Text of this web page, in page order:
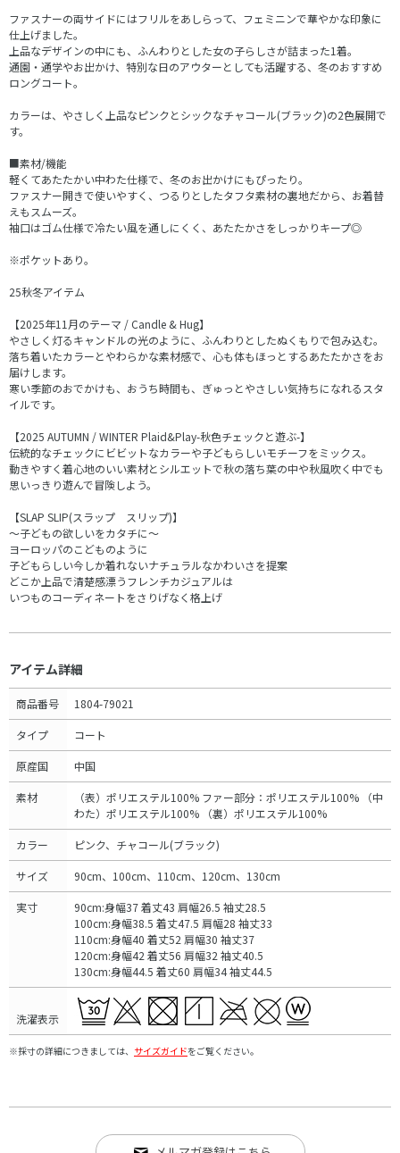
ファスナーの両サイドにはフリルをあしらって、フェミニンで華やかな印象に
仕上げました。
上品なデザインの中にも、ふんわりとした女の子らしさが詰まった1着。
通園・通学やお出かけ、特別な日のアウターとしても活躍する、冬のおすすめ
ロングコート。
カラーは、やさしく上品なピンクとシックなチャコール(ブラック)の2色展開で
す。
■素材/機能
軽くてあたたかい中わた仕様で、冬のお出かけにもぴったり。
ファスナー開きで使いやすく、つるりとしたタフタ素材の裏地だから、お着替
えもスムーズ。
袖口はゴム仕様で冷たい風を通しにくく、あたたかさをしっかりキープ◎
※ポケットあり。
25秋冬アイテム
【2025年11月のテーマ / Candle & Hug】
やさしく灯るキャンドルの光のように、ふんわりとしたぬくもりで包み込む。
落ち着いたカラーとやわらかな素材感で、心も体もほっとするあたたかさをお
届けします。
寒い季節のおでかけも、おうち時間も、ぎゅっとやさしい気持ちになれるスタ
イルです。
【2025 AUTUMN / WINTER Plaid&Play-秋色チェックと遊ぶ-】
伝統的なチェックにビビットなカラーや子どもらしいモチーフをミックス。
動きやすく着心地のいい素材とシルエットで秋の落ち葉の中や秋風吹く中でも
思いっきり遊んで冒険しよう。
【SLAP SLIP(スラップ スリップ)】
～子どもの欲しいをカタチに～
ヨーロッパのこどものように
子どもらしい今しか着れないナチュラルなかわいさを提案
どこか上品で清楚感漂うフレンチカジュアルは
いつものコーディネートをさりげなく格上げ
アイテム詳細
商品番号 1804-79021
タイプ コート
原産国 中国
素材
（表）ポリエステル100% ファー部分：ポリエステル100% （中
わた）ポリエステル100% （裏）ポリエステル100%
カラー ピンク、チャコール(ブラック)
サイズ 90cm、100cm、110cm、120cm、130cm
実寸
90cm:身幅37 着丈43 肩幅26.5 袖丈28.5
100cm:身幅38.5 着丈47.5 肩幅28 袖丈33
110cm:身幅40 着丈52 肩幅30 袖丈37
120cm:身幅42 着丈56 肩幅32 袖丈40.5
130cm:身幅44.5 着丈60 肩幅34 袖丈44.5
洗濯表示
※採寸の詳細につきましては、 サイズガイドをご覧ください。